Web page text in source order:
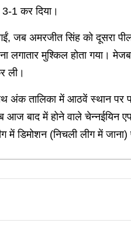
1 कर दिया।
जब अमरजीत सिंह को दूसरा
लगातार मुश्किल होता गया।
ली।
अंक तालिका में आठवें स्थान पर
आज बाद में होने वाले
डिमोशन (निचली लीग में जाना)